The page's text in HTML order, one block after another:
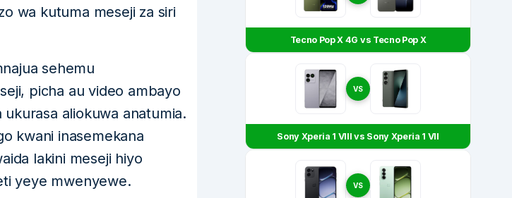
wa kutuma meseji za siri
sehemu
picha au video ambayo
aliokuwa anatumia.
kwani inasemekana
lakini meseji hiyo
yeye mwenyewe.
Tecno Pop X 4G vs Tecno Pop X
VS
Sony Xperia 1 VIII vs Sony Xperia 1 VII
VS